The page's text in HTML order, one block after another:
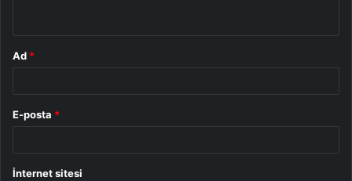
Ad *
E-posta *
İnternet sitesi